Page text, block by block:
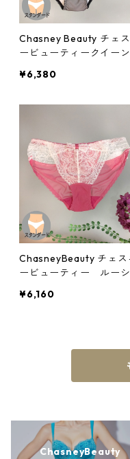
Chasney Beauty チェス
ービューティークイーン
12bk
¥6,380
ChasneyBeauty チェス
ービューティー ルーシ
309122bbp
¥6,160
ChasneyBeauty